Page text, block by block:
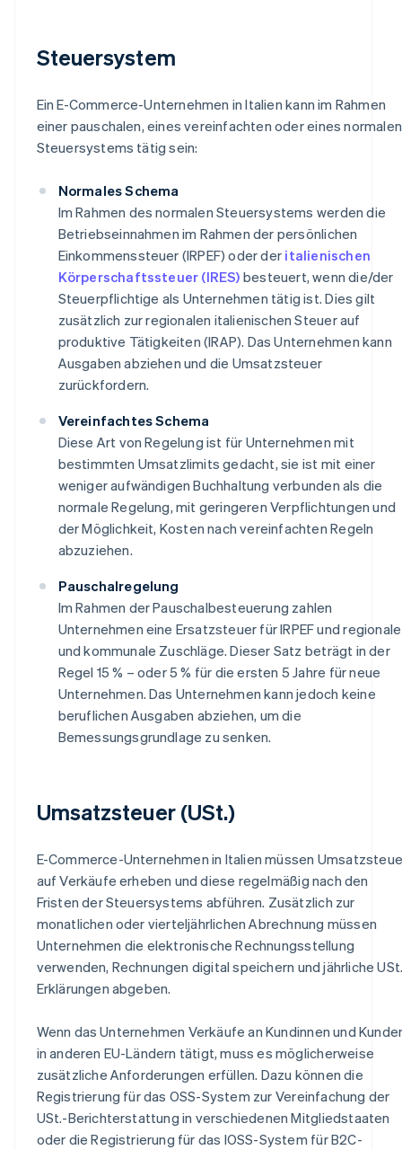
Steuersystem
Ein E-Commerce-Unternehmen in Italien kann im Rahmen
einer pauschalen, eines vereinfachten oder eines normalen
Steuersystems tätig sein:
Normales Schema
Im Rahmen des normalen Steuersystems werden die
Betriebseinnahmen im Rahmen der persönlichen
Einkommenssteuer (IRPEF) oder der italienischen
Körperschaftssteuer (IRES) besteuert, wenn die/der
Steuerpflichtige als Unternehmen tätig ist. Dies gilt
zusätzlich zur regionalen italienischen Steuer auf
produktive Tätigkeiten (IRAP). Das Unternehmen kann
Ausgaben abziehen und die Umsatzsteuer
zurückfordern.
Vereinfachtes Schema
Diese Art von Regelung ist für Unternehmen mit
bestimmten Umsatzlimits gedacht, sie ist mit einer
weniger aufwändigen Buchhaltung verbunden als die
normale Regelung, mit geringeren Verpflichtungen und
der Möglichkeit, Kosten nach vereinfachten Regeln
abzuziehen.
Pauschalregelung
Im Rahmen der Pauschalbesteuerung zahlen
Unternehmen eine Ersatzsteuer für IRPEF und regionale
und kommunale Zuschläge. Dieser Satz beträgt in der
Regel 15 % – oder 5 % für die ersten 5 Jahre für neue
Unternehmen. Das Unternehmen kann jedoch keine
beruflichen Ausgaben abziehen, um die
Bemessungsgrundlage zu senken.
Umsatzsteuer (USt.)
E-Commerce-Unternehmen in Italien müssen
auf Verkäufe erheben und diese regelmäßig nach den
Fristen der Steuersystems abführen. Zusätzlich zur
monatlichen oder vierteljährlichen Abrechnung müssen
Unternehmen die elektronische Rechnungsstellung
verwenden, Rechnungen digital speichern und jährliche
Erklärungen abgeben.
Wenn das Unternehmen Verkäufe an Kundinnen und
in anderen EU-Ländern tätigt, muss es möglicherweise
zusätzliche Anforderungen erfüllen. Dazu können die
Registrierung für das OSS-System zur Vereinfachung der
USt.-Berichterstattung in verschiedenen Mitgliedstaaten
oder die Registrierung für das IOSS-System für B2C-